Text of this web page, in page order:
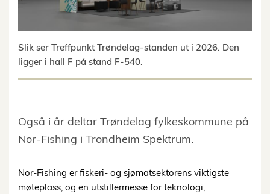
Slik ser Treffpunkt Trøndelag-standen ut i 2026. Den
ligger i hall F på stand F-540.
Også i år deltar Trøndelag fylkeskommune på
Nor-Fishing i Trondheim Spektrum.
Nor-Fishing er fiskeri- og sjømatsektorens viktigste
møteplass, og en utstillermesse for teknologi,